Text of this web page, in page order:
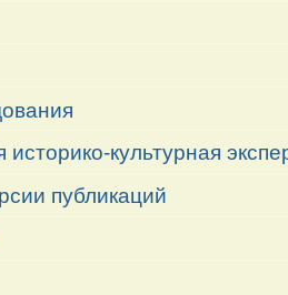
историко-культурная
публикаций